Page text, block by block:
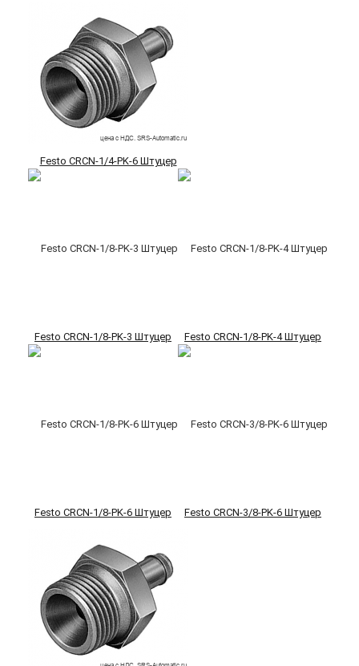
Festo CRCN-1/4-PK-6 Штуцер
Festo CRCN-1/8-PK-3 Штуцер Festo CRCN-1/8-PK-4 Штуцер
Festo CRCN-1/8-PK-6 Штуцер Festo CRCN-3/8-PK-6 Штуцер